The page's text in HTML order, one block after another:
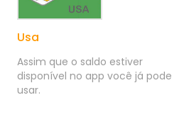
Usa
Assim que o saldo estiver
disponível no app você já pode
usar.